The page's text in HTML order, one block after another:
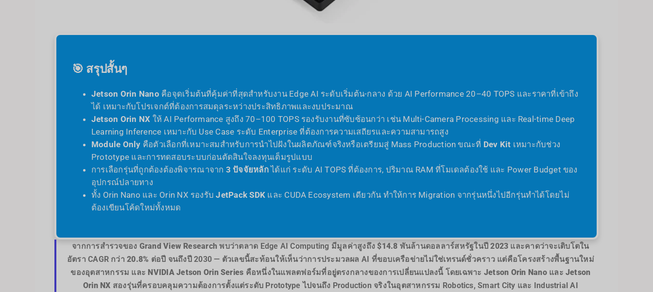
🎯 สรุปสั้นๆ
Jetson Orin Nano คือจุดเริ่มต้นที่คุ้มค่าที่สุดสำหรับงาน Edge AI ระดับเริ่มต้น-กลาง ด้วย AI Performance 20–40 TOPS และราคาที่เข้าถึง
ได้ เหมาะกับโปรเจกต์ที่ต้องการสมดุลระหว่างประสิทธิภาพและงบประมาณ
Jetson Orin NX ให้ AI Performance สูงถึง 70–100 TOPS รองรับงานที่ซับซ้อนกว่า เช่น Multi-Camera Processing และ Real-time Deep
Learning Inference เหมาะกับ Use Case ระดับ Enterprise ที่ต้องการความเสถียรและความสามารถสูง
Module Only คือตัวเลือกที่เหมาะสมสำหรับการนำไปฝังในผลิตภัณฑ์จริงหรือเตรียมสู่ Mass Production ขณะที่ Dev Kit เหมาะกับช่วง
Prototype และการทดสอบระบบก่อนตัดสินใจลงทุนเต็มรูปแบบ
การเลือกรุ่นที่ถูกต้องต้องพิจารณาจาก 3 ปัจจัยหลักได้แก่ ระดับ AI TOPS ที่ต้องการ, ปริมาณ RAM ที่โมเดลต้องใช้ และ Power Budget ของ
อุปกรณ์ปลายทาง
ทั้ง Orin Nano และ Orin NX รองรับJetPack SDK และ CUDA Ecosystem เดียวกัน ทำให้การ Migration จากรุ่นหนึ่งไปอีกรุ่นทำได้โดยไม่
ต้องเขียนโค้ดใหม่ทั้งหมด
จากการสำรวจของ Grand View Research พบว่าตลาด Edge AI Computing มีมูลค่าสูงถึง$14.8 พันล้านดอลลาร์สหรัฐในปี 2023 และคาดว่าจะเติบโตใน
อัตรา CAGR กว่า20.8% ต่อปี จนถึงปี 2030 — ตัวเลขนี้สะท้อนให้เห็นว่าการประมวลผล AI ที่ขอบเครือข่ายไม่ใช่เทรนด์ชั่วคราว แต่คือโครงสร้างพื้นฐานใหม่
ของอุตสาหกรรม และ NVIDIA Jetson Orin Series คือหนึ่งในแพลตฟอร์มที่อยู่ตรงกลางของการเปลี่ยนแปลงนี้ โดยเฉพาะ Jetson Orin Nanoและ Jetson
Orin NX สองรุ่นที่ครอบคลุมความต้องการตั้งแต่ระดับ Prototype ไปจนถึง Production จริงในอุตสาหกรรม Robotics, Smart City และ Industrial AI